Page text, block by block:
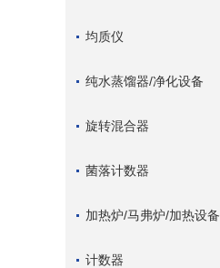
均质仪
纯水蒸馏器/净化设备
旋转混合器
菌落计数器
加热炉/马弗炉/加热设备
计数器